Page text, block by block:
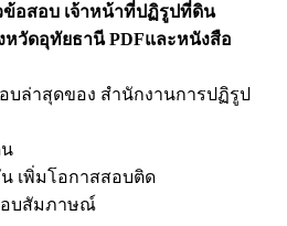
ข้อสอบ เจ้าหน้าที่ปฏิรูปที่ดิน
วัดอุทัยธานี PDFและหนังสือ
บล่าสุดของ สำนักงานการปฏิรูป
น
เพิ่มโอกาสสอบติด
อบสัมภาษณ์